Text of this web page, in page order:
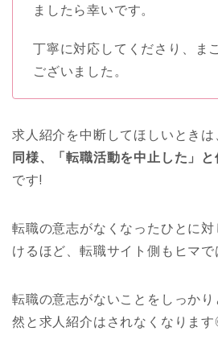
ましたら幸いです。
丁寧に対応してくださり、ま
ございました。
求人紹介を中断してほしいときは
同様、「転職活動を中止した」
です!
転職の意志がなくなったひとに
けるほど、転職サイト側もヒマで
転職の意志がないことをしっか
然と求人紹介はされなくなりま